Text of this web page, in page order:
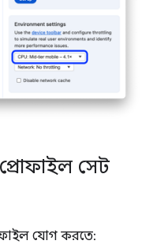
প্রোফাইল সেট
যোগ করতে: